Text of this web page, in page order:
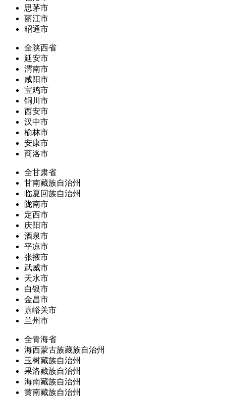
思茅市
丽江市
昭通市
全陕西省
延安市
渭南市
咸阳市
宝鸡市
铜川市
西安市
汉中市
榆林市
安康市
商洛市
全甘肃省
甘南藏族自治州
临夏回族自治州
陇南市
定西市
庆阳市
酒泉市
平凉市
张掖市
武威市
天水市
白银市
金昌市
嘉峪关市
兰州市
全青海省
海西蒙古族藏族自治州
玉树藏族自治州
果洛藏族自治州
海南藏族自治州
黄南藏族自治州